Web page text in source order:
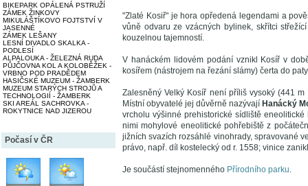
BIKEPARK OPÁLENÁ PSTRUŽÍ
ZÁMEK ŽINKOVY
MIKULÁŠTÍKOVO FOJTSTVÍ V
JASENNÉ
ZÁMEK LEŠANY
LESNÍ DIVADLO SKALKA -
PODLESÍ
ALPALOUKA - ŽELEZNÁ RUDA
PŮJČOVNA KOL A KOLOBĚŽEK -
VRBNO POD PRADĚDEM
HASIČSKÉ MUZEUM - ŽAMBERK
MUZEUM STARÝCH STROJŮ A
TECHNOLOGIÍ - ŽAMBERK
SKI AREÁL SACHROVKA -
ROKYTNICE NAD JIZEROU
Počasí v ČR
"Zlaté Kosiř" je hora opředená legendami a
vůně odvaru ze vzácných bylinek, skřítci
kouzelnou tajemností.
V hanáckém lidovém podání vznikl Kosíř v
kosířem (nástrojem na řezání slámy) čerta do
Zalesněný Velký Kosíř není příliš vysoký (441
Místní obyvatelé jej důvěrně nazývají Hanácký
vrcholu výšinné prehistorické sídliště
nimi mohylové eneolitické pohřebiště z
jižních svazích rozsáhlé vinohrady, spravované
právo, např. díl kostelecký od r. 1558; vinice
Je součástí stejnomenného Přírodního parku.